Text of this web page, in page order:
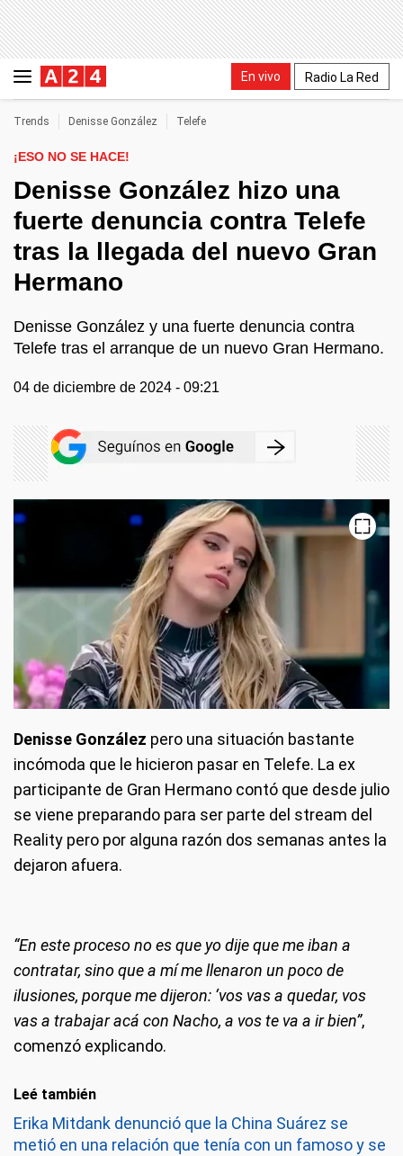
En vivo Radio La Red
Trends Denisse González Telefe
¡ESO NO SE HACE!
Denisse González hizo una
fuerte denuncia contra Telefe
tras la llegada del nuevo Gran
Hermano
Denisse González y una fuerte denuncia contra
Telefe tras el arranque de un nuevo Gran Hermano.
04 de diciembre de 2024 - 09:21
Denisse González pero una situación bastante
incómoda que le hicieron pasar en Telefe. La ex
participante de Gran Hermano contó que desde julio
se viene preparando para ser parte del stream del
Reality pero por alguna razón dos semanas antes la
dejaron afuera.
“En este proceso no es que yo dije que me iban a
contratar, sino que a mí me llenaron un poco de
ilusiones, porque me dijeron: ‘vos vas a quedar, vos
vas a trabajar acá con Nacho, a vos te va a ir bien”,
comenzó explicando.
Leé también
Erika Mitdank denunció que la China Suárez se
metió en una relación que tenía con un famoso y se